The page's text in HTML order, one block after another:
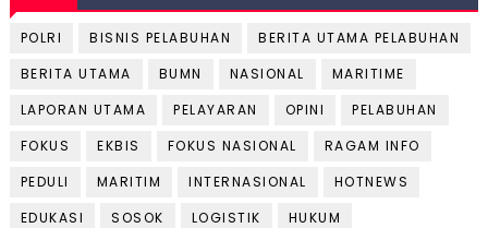
POLRI BISNIS PELABUHAN
BERITA UTAMA PELABUHAN
BERITA UTAMA
BUMN NASIONAL
MARITIME
LAPORAN UTAMA
PELAYARAN OPINI
PELABUHAN
FOKUS
EKBIS FOKUS NASIONAL
RAGAM INFO
PEDULI
MARITIM INTERNASIONAL
HOTNEWS
EDUKASI
SOSOK LOGISTIK
HUKUM